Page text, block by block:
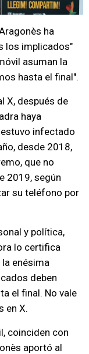
ha
los implicados"
asuman la
hasta el final".
X, después de
haya
infectado
desde 2018,
que no
2019, según
su teléfono por
y política,
lo certifica
enésima
deben
el final. No vale
en X.
coinciden con
aportó al